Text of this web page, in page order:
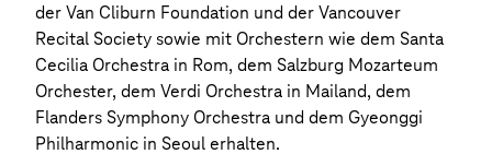
der Van Cliburn Foundation und der Vancouver
Recital Society sowie mit Orchestern wie dem Santa
Cecilia Orchestra in Rom, dem Salzburg Mozarteum
Orchester, dem Verdi Orchestra in Mailand, dem
Flanders Symphony Orchestra und dem Gyeonggi
Philharmonic in Seoul erhalten.